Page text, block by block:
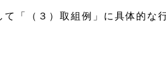
「（３）取組例」に具体的な